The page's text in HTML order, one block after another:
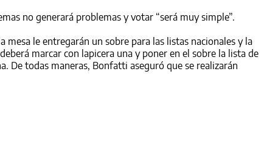
no generará problemas y votar “será muy simple”.
le entregarán un sobre para las listas nacionales y la
marcar con lapicera una y poner en el sobre la lista de
De todas maneras, Bonfatti aseguró que se realizarán